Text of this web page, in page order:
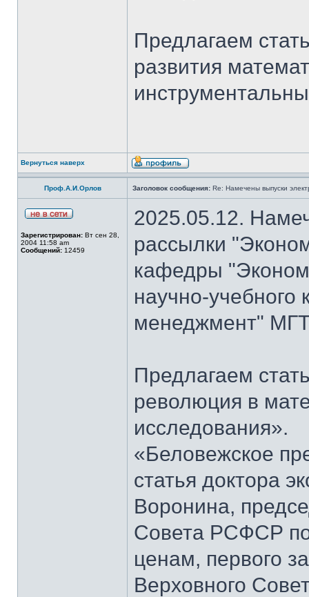
Предлагаем
развития
Вернуться наверх
Проф.А.И.Орлов Заголовок сообщения: Re: Намечены выпуски
Зарегистрирован: Вт сен 28,
2004 11:58 am
Сообщений: 12459
2025.05.12.
рассылки
кафедры
научно-
менеджмент"
Предлагаем
революция в
исследования».
«Беловежское
статья доктора
Воронина,
Совета РСФСР
ценам, первого
Верховного